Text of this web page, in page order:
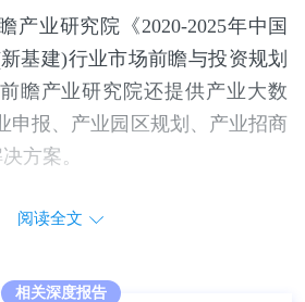
产业研究院《2020-2025年中国
基建)行业市场前瞻与投资规划
瞻产业研究院还提供产业大数
申报、产业园区规划、产业招商
方案。
阅读全文
相关深度报告